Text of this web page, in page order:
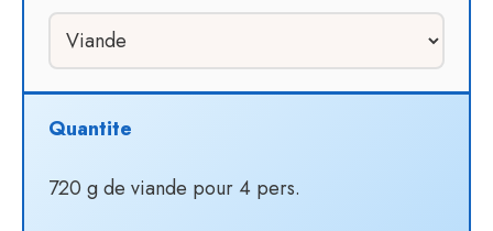
Quantite
720 g de viande pour 4 pers.